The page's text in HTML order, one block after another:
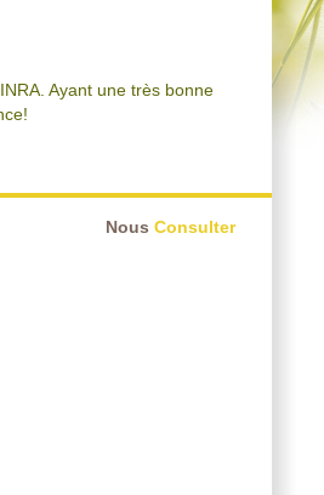
Ayant une très bonne
Nous Consulter